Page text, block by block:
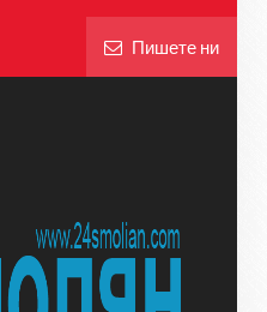
Пишете ни